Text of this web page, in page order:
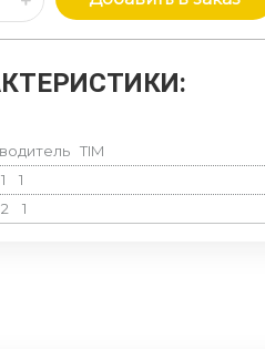
TIM
1
1